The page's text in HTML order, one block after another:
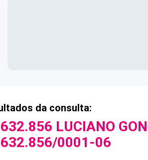
da consulta:
LUCIANO
0001-06